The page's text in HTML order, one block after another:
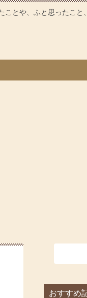
ことや、ふと思ったこ
おすすめ